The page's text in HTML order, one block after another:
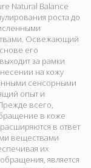
Natural Balance
роста до
Освежающий
его
за рамки
на кожу
сенсорными
опыт и
всего,
в коже
в ответ
веществами
их
является